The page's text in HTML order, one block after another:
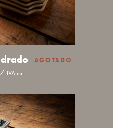
7 IVA inc.